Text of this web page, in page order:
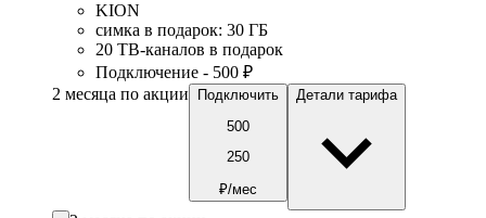
KION
симка в подарок: 30 ГБ
20 ТВ-каналов в подарок
Подключение - 500 ₽
2 месяца по акции
Подключить
500
250
₽/мес
Детали тарифа